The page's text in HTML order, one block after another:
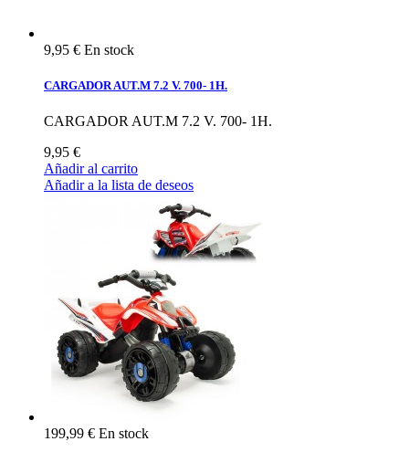
9,95 € En stock
CARGADOR AUT.M 7.2 V. 700- 1H.
CARGADOR AUT.M 7.2 V. 700- 1H.
9,95 €
Añadir al carrito
Añadir a la lista de deseos
199,99 € En stock